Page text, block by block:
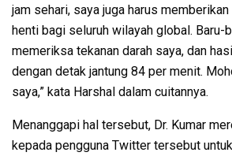
jam sehari, saya juga harus
henti bagi seluruh wilayah global. Baru-
memeriksa tekanan darah saya, dan
dengan detak jantung 84 per menit.
saya,” kata Harshal dalam cuitannya.
Menanggapi hal tersebut, Dr. Kumar
kepada pengguna Twitter tersebut